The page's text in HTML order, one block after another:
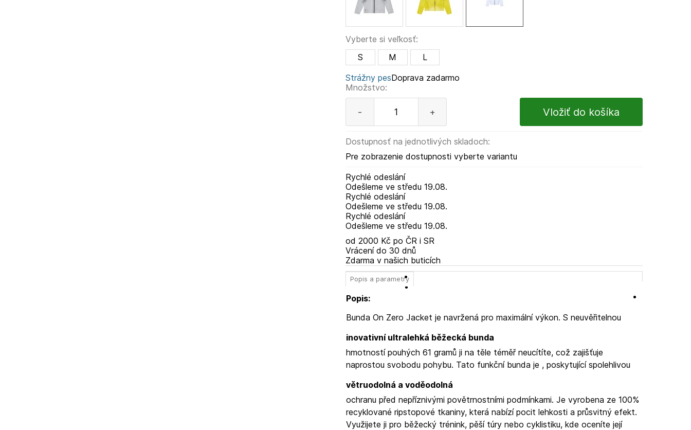
Vyberte si veľkosť:
S
M
L
Strážny pes
Množstvo:
- +
Dostupnosť na jednotlivých skladoch:
Pre zobrazenie dostupnosti vyberte variantu
Rychlé odeslání
Odešleme ve středu 19.08.
Rychlé odeslání
Odešleme ve středu 19.08.
Rychlé odeslání
Odešleme ve středu 19.08.
Doprava zadarmo
od 2000 Kč po ČR i SR
Vrácení do 30 dnů
Zdarma v našich buticích
Popis a parametry
Popis:
Bunda On Zero Jacket je
inovativní ultralehká běžecká bunda
navržená pro maximální výkon. S neuvěřitelnou
hmotností pouhých 61 gramů ji na těle téměř neucítíte, což zajišťuje
naprostou svobodu pohybu. Tato funkční bunda je
větruodolná a voděodolná
, poskytující spolehlivou
ochranu před nepříznivými povětrnostními podmínkami. Je vyrobena ze 100%
recyklované ripstopové tkaniny, která nabízí pocit lehkosti a průsvitný efekt.
Využijete ji pro běžecký trénink, pěší túry nebo cyklistiku, kde oceníte její